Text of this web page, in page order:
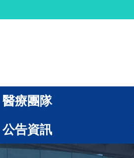
醫療團隊
公告資訊